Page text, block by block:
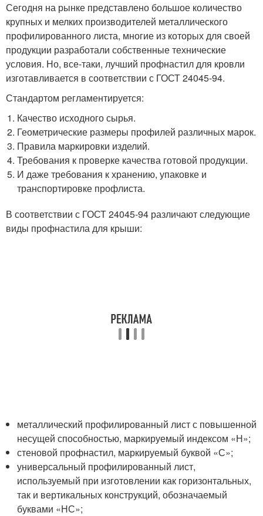
Сегодня на рынке представлено большое количество
крупных и мелких производителей металлического
профилированного листа, многие из которых для своей
продукции разработали собственные технические
условия. Но, все-таки, лучший профнастил для кровли
изготавливается в соответствии с ГОСТ 24045-94.
Стандартом регламентируется:
Качество исходного сырья.
Геометрические размеры профилей различных марок.
Правила маркировки изделий.
Требования к проверке качества готовой продукции.
И даже требования к хранению, упаковке и
транспортировке профлиста.
В соответствии с ГОСТ 24045-94 различают следующие
виды профнастила для крыши:
металлический профилированный лист с повышенной
несущей способностью, маркируемый индексом «Н»;
стеновой профнастил, маркируемый буквой «С»;
универсальный профилированный лист,
используемый при изготовлении как горизонтальных,
так и вертикальных конструкций, обозначаемый
буквами «НС»;